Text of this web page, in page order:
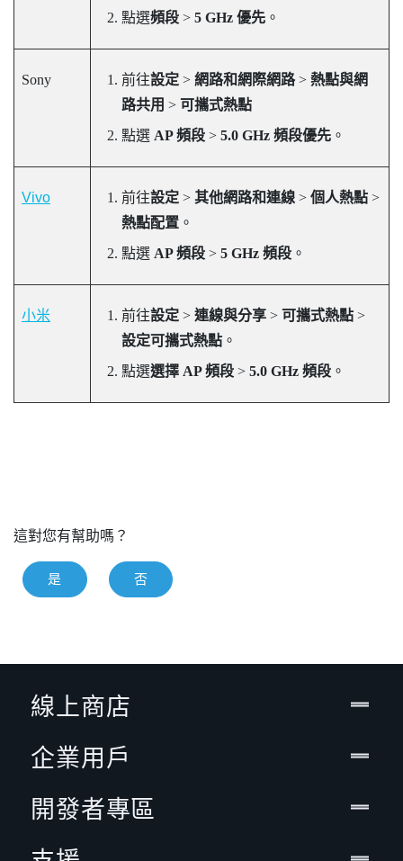
點選頻段> 5 GHz 優先。
Sony 前往設定> 網路和網際網路> 熱點與網
路共用 > 可攜式熱點
點選 AP 頻段> 5.0 GHz 頻段優先。
Vivo 前往設定> 其他網路和連線> 個人熱點>
熱點配置。
點選 AP 頻段> 5 GHz 頻段。
小米 前往設定> 連線與分享> 可攜式熱點>
設定可攜式熱點。
點選選擇 AP 頻段> 5.0 GHz 頻段。
這對您有幫助嗎？
是 否
線上商店
企業用戶
開發者專區